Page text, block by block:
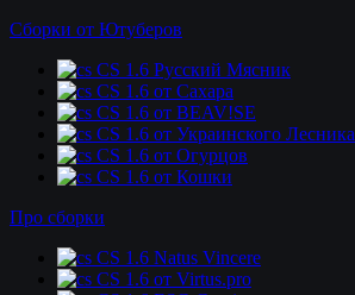
Сборки от Ютуберов
CS 1.6 Русский Мясник
CS 1.6 от Сахара
CS 1.6 от BEAV!SE
CS 1.6 от Украинского Лесника
CS 1.6 от Огурцов
CS 1.6 от Кошки
Про сборки
CS 1.6 Natus Vincere
CS 1.6 от Virtus.pro